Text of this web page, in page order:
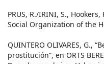
PRUS, R./IRINI, S.,
Social Organization of the
QUINTERO OLIVARES, G.,
prostitución”, en ORTS